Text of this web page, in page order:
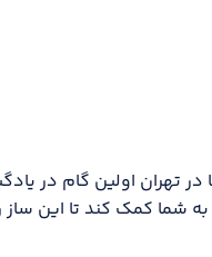
تهران اولین گام در
کمک کند تا این ساز